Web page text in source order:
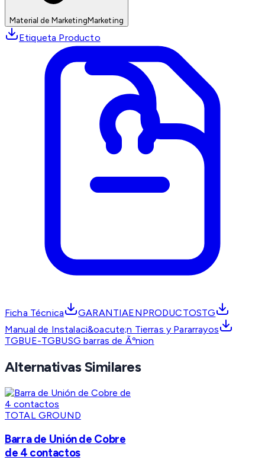
Material de MarketingMarketing
Etiqueta Producto
Ficha Técnica
GARANTIAENPRODUCTOSTG
Manual de Instalaci&oacute;n Tierras y Pararrayos
TGBUE-TGBUSG barras de Ãºnion
Alternativas Similares
TOTAL GROUND
Barra de Unión de Cobre
de 4 contactos